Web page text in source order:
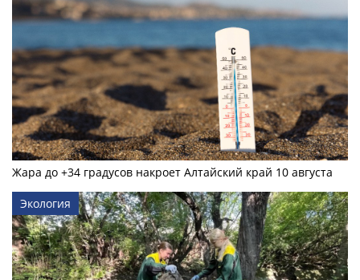
Жара до +34 градусов накроет Алтайский край 10 августа
Экология